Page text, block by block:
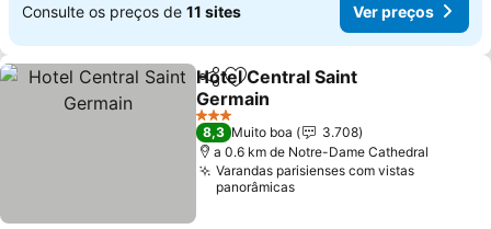
Consulte os preços de 11 sites Ver preços
PartilharAdicionar aos favoritos
Hotel Central Saint
Germain
Ver preços
3 Estrelas
8,3 Muito boa
3.708
a 0.6 km de Notre-Dame Cathedral
Varandas parisienses com vistas
panorâmicas